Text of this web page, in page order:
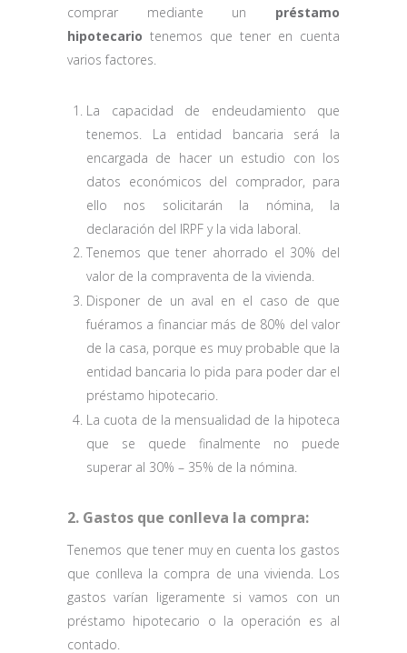
comprar mediante un préstamo
hipotecario tenemos que tener en cuenta
varios factores.
La capacidad de endeudamiento que
tenemos. La entidad bancaria será la
encargada de hacer un estudio con los
datos económicos del comprador, para
ello nos solicitarán la nómina, la
declaración del IRPF y la vida laboral.
Tenemos que tener ahorrado el 30% del
valor de la compraventa de la vivienda.
Disponer de un aval en el caso de que
fuéramos a financiar más de 80% del valor
de la casa, porque es muy probable que la
entidad bancaria lo pida para poder dar el
préstamo hipotecario.
La cuota de la mensualidad de la hipoteca
que se quede finalmente no puede
superar al 30% – 35% de la nómina.
2. Gastos que conlleva la compra:
Tenemos que tener muy en cuenta los gastos
que conlleva la compra de una vivienda. Los
gastos varían ligeramente si vamos con un
préstamo hipotecario o la operación es al
contado.